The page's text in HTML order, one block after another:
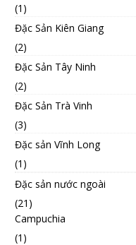
(1)
Đặc Sản Kiên Giang
(2)
Đặc Sản Tây Ninh
(2)
Đặc Sản Trà Vinh
(3)
Đặc sản Vĩnh Long
(1)
Đặc sản nước ngoài
(21)
Campuchia
(1)